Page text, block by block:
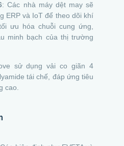
: Các nhà máy dệt may sẽ
ERP và IoT để theo dõi khí
ưu hóa chuỗi cung ứng,
minh bạch của thị trường
sử dụng vải co giãn 4
tái chế, đáp ứng tiêu
cao.